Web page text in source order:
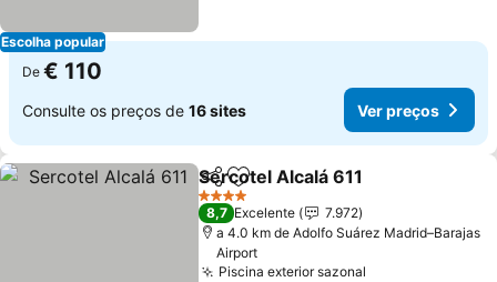
Escolha popular
De € 110
Consulte os preços de 16 sites Ver preços
PartilharAdicionar aos favoritos
Sercotel Alcalá 611
4 Estrelas
8,7 Excelente
7.972
a 4.0 km de Adolfo Suárez Madrid–Barajas
Airport
Piscina exterior sazonal